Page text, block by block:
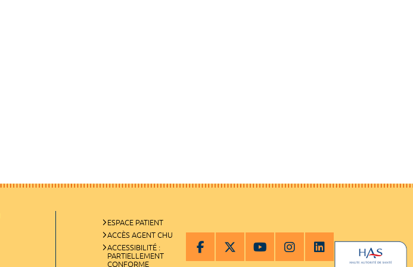
ESPACE PATIENT
ACCÈS AGENT CHU
ACCESSIBILITÉ :
PARTIELLEMENT
CONFORME